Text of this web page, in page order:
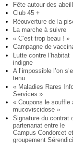
Fête autour des
Club 45 +
Réouverture de la
La marche à suivre
« C’est trop beau ! »
Campagne de
Lutte contre l’habitat
indigne
A l’impossible l’on
tenu
« Maladies Rares
Services »
« Coupons le souffle
mucoviscidose »
Signature du contrat
partenariat entre le
Campus Condorcet
groupement